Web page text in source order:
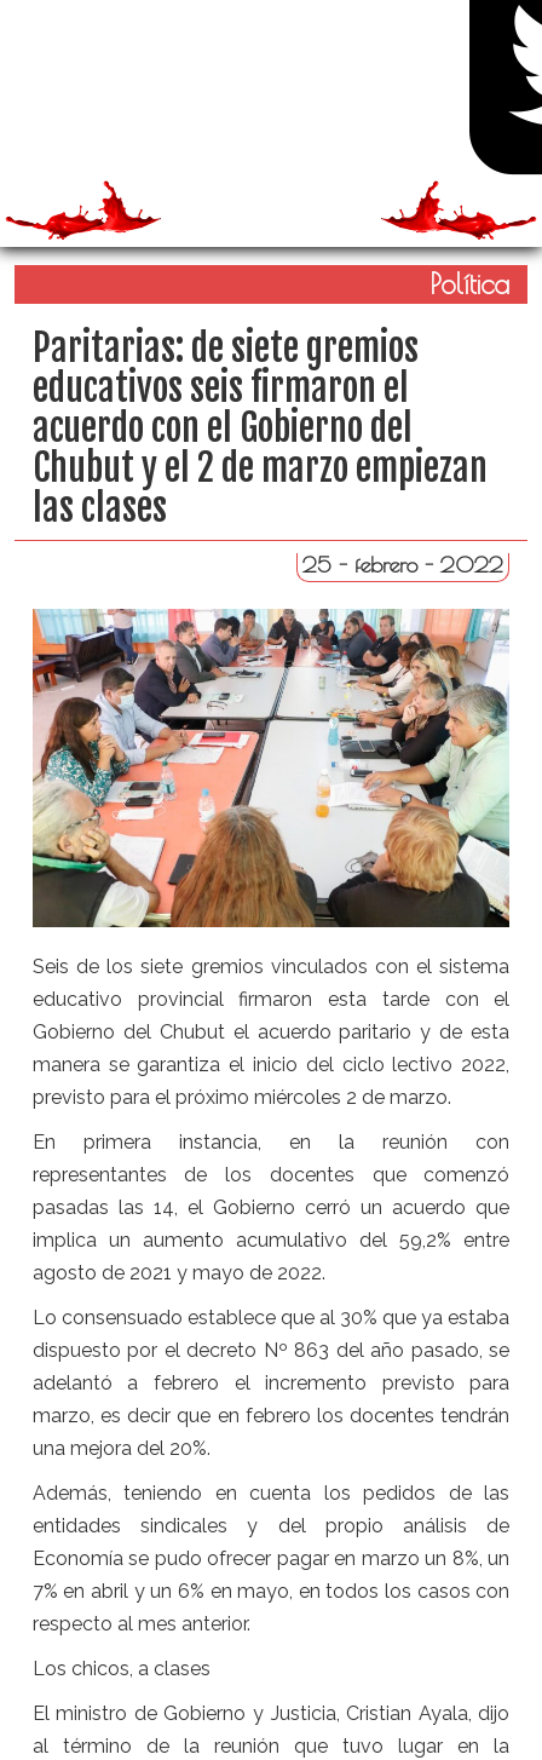
Política
Paritarias: de siete gremios
educativos seis firmaron el
acuerdo con el Gobierno del
Chubut y el 2 de marzo empiezan
las clases
25 - febrero - 2022
Seis de los siete gremios vinculados con el sistema
educativo provincial firmaron esta tarde con el
Gobierno del Chubut el acuerdo paritario y de esta
manera se garantiza el inicio del ciclo lectivo 2022,
previsto para el próximo miércoles 2 de marzo.
En primera instancia, en la reunión con
representantes de los docentes que comenzó
pasadas las 14, el Gobierno cerró un acuerdo que
implica un aumento acumulativo del 59,2% entre
agosto de 2021 y mayo de 2022.
Lo consensuado establece que al 30% que ya estaba
dispuesto por el decreto Nº 863 del año pasado, se
adelantó a febrero el incremento previsto para
marzo, es decir que en febrero los docentes tendrán
una mejora del 20%.
Además, teniendo en cuenta los pedidos de las
entidades sindicales y del propio análisis de
Economía se pudo ofrecer pagar en marzo un 8%, un
7% en abril y un 6% en mayo, en todos los casos con
respecto al mes anterior.
Los chicos, a clases
El ministro de Gobierno y Justicia, Cristian Ayala, dijo
al término de la reunión que tuvo lugar en la